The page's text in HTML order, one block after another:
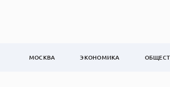
МОСКВА ЭКОНОМИКА